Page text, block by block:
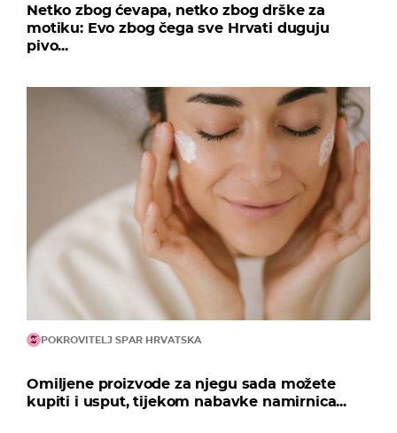
Netko zbog ćevapa, netko zbog drške za
motiku: Evo zbog čega sve Hrvati duguju
pivo...
POKROVITELJ SPAR HRVATSKA
Omiljene proizvode za njegu sada možete
kupiti i usput, tijekom nabavke namirnica...